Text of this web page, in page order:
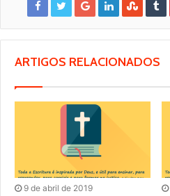
ARTIGOS RELACIONADOS
9 de abril de 2019